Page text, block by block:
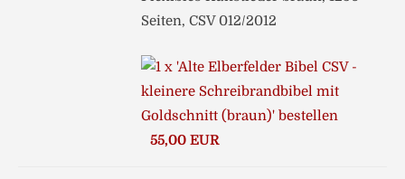
Seiten, CSV 012/2012
55,00 EUR